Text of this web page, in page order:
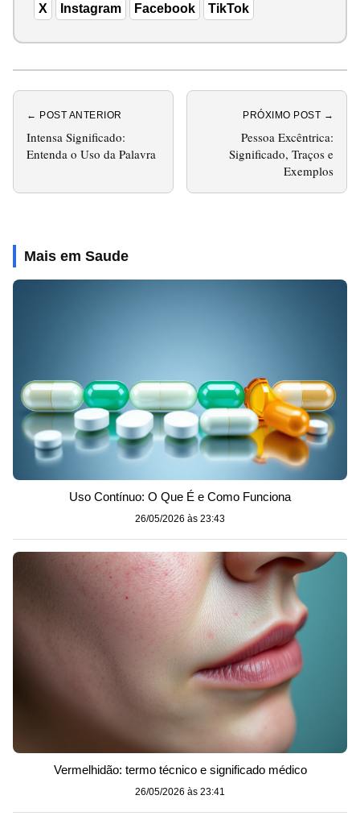
X Instagram Facebook TikTok
← POST ANTERIOR
Intensa Significado:
Entenda o Uso da Palavra
PRÓXIMO POST →
Pessoa Excêntrica:
Significado, Traços e
Exemplos
Mais em Saude
Uso Contínuo: O Que É e Como Funciona
26/05/2026 às 23:43
Vermelhidão: termo técnico e significado médico
26/05/2026 às 23:41